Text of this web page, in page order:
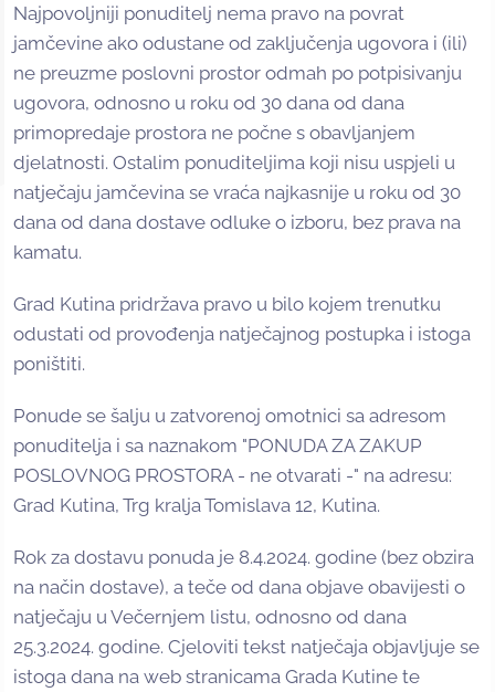
Najpovoljniji ponuditelj nema pravo na povrat
jamčevine ako odustane od zaključenja ugovora i (ili)
ne preuzme poslovni prostor odmah po potpisivanju
ugovora, odnosno u roku od 30 dana od dana
primopredaje prostora ne počne s obavljanjem
djelatnosti. Ostalim ponuditeljima koji nisu uspjeli u
natječaju jamčevina se vraća najkasnije u roku od 30
dana od dana dostave odluke o izboru, bez prava na
kamatu.
Grad Kutina pridržava pravo u bilo kojem trenutku
odustati od provođenja natječajnog postupka i istoga
poništiti.
Ponude se šalju u zatvorenoj omotnici sa adresom
ponuditelja i sa naznakom "PONUDA ZA ZAKUP
POSLOVNOG PROSTORA - ne otvarati -" na adresu:
Grad Kutina, Trg kralja Tomislava 12, Kutina.
Rok za dostavu ponuda je 8.4.2024. godine (bez obzira
na način dostave), a teče od dana objave obavijesti o
natječaju u Večernjem listu, odnosno od dana
25.3.2024. godine. Cjeloviti tekst natječaja objavljuje se
istoga dana na web stranicama Grada Kutine te